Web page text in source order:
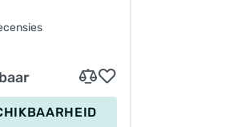
GROEN/2023/A62211A00276